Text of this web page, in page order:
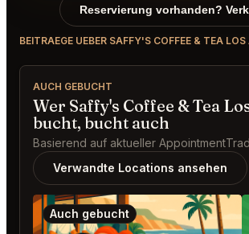
Reservierung vorhanden?
BEITRAEGE UEBER SAFFY'S COFFEE & TEA LOS
AUCH GEBUCHT
Wer Saffy's Coffee & Tea
bucht, bucht auch
Basierend auf aktueller
Verwandte Locations ansehen
Auch gebucht